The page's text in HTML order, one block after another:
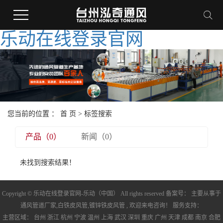
乐动在线登录官网
您当前的位置 ： 首 页 > 标签搜索
产品（0） 新闻（0）
未找到搜索结果！
Copyright © 乐动在线登录官网-乐动（中国） All rights reserved 备案号： 主要从事于
通风管道厂家, 白铁皮风管,镀锌铁皮风管 , 欢迎来电咨询！ 服务支持：
主营区域： 台州 浙江 杭州 宁波 温州 上海 武汉 深圳 重庆 广州 天津 成都 南京 合肥